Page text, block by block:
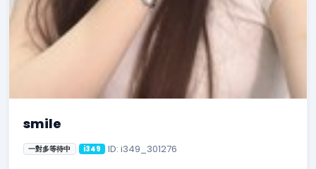
smile
一對多等待中 i349 ID: i349_301276